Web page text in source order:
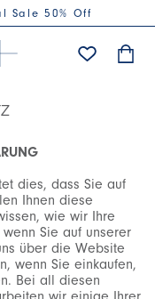
Sale 50% Off
dies, dass Sie auf
Ihnen diese
wie wir Ihre
Sie auf unserer
über die Website
wenn Sie einkaufen,
Bei all diesen